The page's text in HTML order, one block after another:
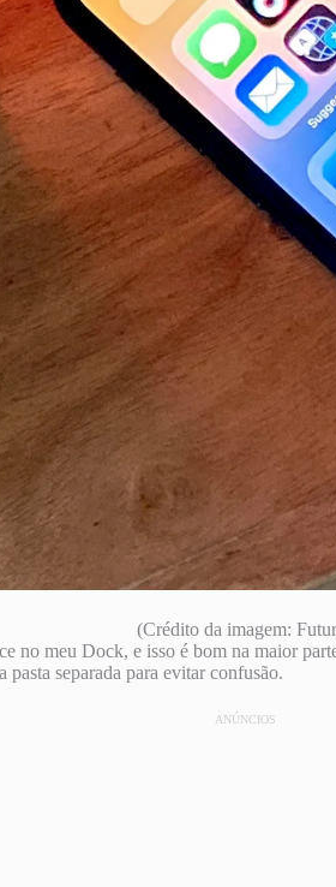
(Crédito da imagem:
no meu Dock, e isso é bom na maior
separada para evitar confusão.
ANÚNCIOS